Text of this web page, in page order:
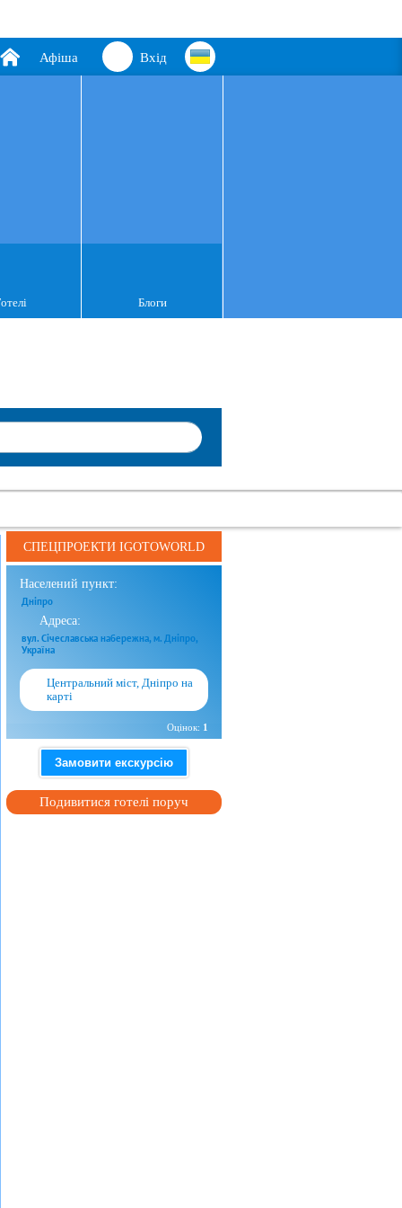
Вхід
Афіша
Блоги
СПЕЦПРОЕКТИ IGOTOWORLD
Населений пункт:
Дніпро
Адреса:
вул. Січеславська набережна, м. Дніпро,
Україна
Центральний міст, Дніпро на
карті
Оцінок: 1
Замовити екскурсію
Подивитися готелі поруч